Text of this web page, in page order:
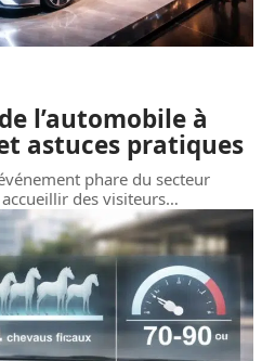
l’automobile à
astuces pratiques
phare du secteur
des visiteurs…